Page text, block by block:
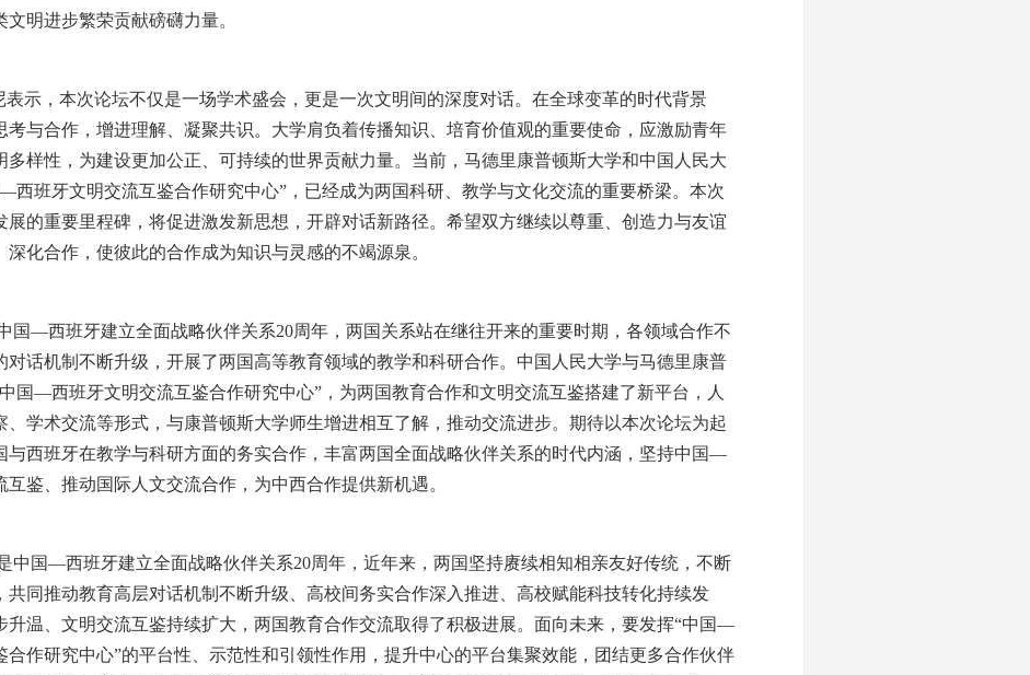
明进步繁荣贡献磅礴力量。
表示，本次论坛不仅是一场学术盛会，更是一次文明间的深度对话。在全球变革的时代背景
考与合作，增进理解、凝聚共识。大学肩负着传播知识、培育价值观的重要使命，应激励青年
多样性，为建设更加公正、可持续的世界贡献力量。当前，马德里康普顿斯大学和中国人民大
西班牙文明交流互鉴合作研究中心”，已经成为两国科研、教学与文化交流的重要桥梁。本次
展的重要里程碑，将促进激发新思想，开辟对话新路径。希望双方继续以尊重、创造力与友谊
深化合作，使彼此的合作成为知识与灵感的不竭源泉。
国—西班牙建立全面战略伙伴关系20周年，两国关系站在继往开来的重要时期，各领域合作不
对话机制不断升级，开展了两国高等教育领域的教学和科研合作。中国人民大学与马德里康普
国—西班牙文明交流互鉴合作研究中心”，为两国教育合作和文明交流互鉴搭建了新平台，人
、学术交流等形式，与康普顿斯大学师生增进相互了解，推动交流进步。期待以本次论坛为起
与西班牙在教学与科研方面的务实合作，丰富两国全面战略伙伴关系的时代内涵，坚持中国—
鉴、推动国际人文交流合作，为中西合作提供新机遇。
中国—西班牙建立全面战略伙伴关系20周年，近年来，两国坚持赓续相知相亲友好传统，不断
共同推动教育高层对话机制不断升级、高校间务实合作深入推进、高校赋能科技转化持续发
升温、文明交流互鉴持续扩大，两国教育合作交流取得了积极进展。面向未来，要发挥“中国—
合作研究中心”的平台性、示范性和引领性作用，提升中心的平台集聚效能，团结更多合作伙伴